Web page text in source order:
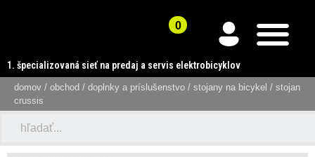
1. špecializovaná sieť na predaj a servis elektrobicyklov
domov / obchod / doplnky a príslušenstvo / stojany na bicykel / stojan
crussis